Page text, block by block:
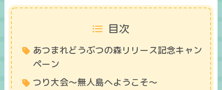
目次
あつまれどうぶつの森リリース記念キャン
ペーン
つり大会～無人島へようこそ～